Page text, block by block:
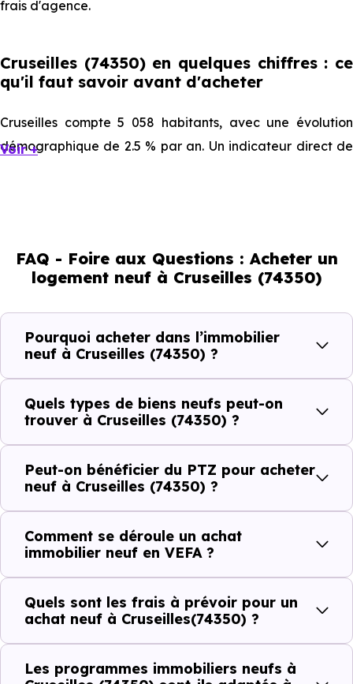
frais d'agence.
Cruseilles (74350) en quelques chiffres : ce
qu'il faut savoir avant d'acheter
Cruseilles compte 5 058 habitants, avec une évolution
démographique de 2.5 % par an. Un indicateur direct de
démographique qui renseigne directement sur la
demande locative locale et les typologies de biens les
plus recherchées.
Côté cadre de vie, Cruseilles (74350) dispose de 29
commerces, 26 professions médicales et 6 établissements
scolaires. Des équipements du quotidien qui constituent
autant d'arguments concrets pour habiter ou investir
dans la commune.
Combien coûte un logement à Cruseilles
(74350) ?
C'est souvent la première question. Voici les repères de
prix à connaître pour un achat immobilier à Cruseilles
(74350) :
Prix
Prix
Prix
Voir +
FAQ - Foire aux Questions : Acheter un
logement neuf à Cruseilles (74350)
Pourquoi acheter dans l’immobilier
neuf à Cruseilles (74350) ?
Quels types de biens neufs peut-on
trouver à Cruseilles (74350) ?
Peut-on bénéficier du PTZ pour acheter
neuf à Cruseilles (74350) ?
Comment se déroule un achat
immobilier neuf en VEFA ?
Quels sont les frais à prévoir pour un
achat neuf à Cruseilles(74350) ?
Les programmes immobiliers neufs à